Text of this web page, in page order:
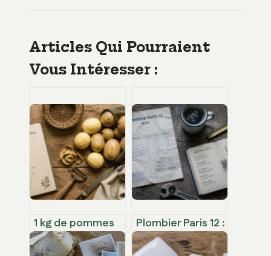
Articles Qui Pourraient
Vous Intéresser :
1 kg de pommes
de terre :
combien de
Plombier Paris 12 :
3 réflexes
d’urgence pour